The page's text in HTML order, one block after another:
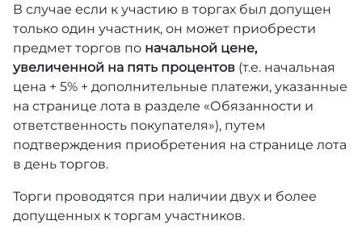
В случае если к участию в торгах был допущен
только один участник, он может приобрести
предмет торгов по начальной цене,
увеличенной на пять процентов (т.е. начальная
цена + 5% + дополнительные платежи, указанные
на странице лота в разделе «Обязанности и
ответственность покупателя»), путем
подтверждения приобретения на странице лота
в день торгов.
Торги проводятся при наличии двух и более
допущенных к торгам участников.